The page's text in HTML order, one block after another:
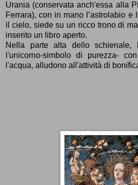
Urania (conservata anch'essa alla
Ferrara), con in mano l’astrolabio e
il cielo, siede su un ricco trono di
inserito un libro aperto.
Nella parte alta dello schienale,
l'unicorno-simbolo di purezza-
l'acqua, alludono all'attività di